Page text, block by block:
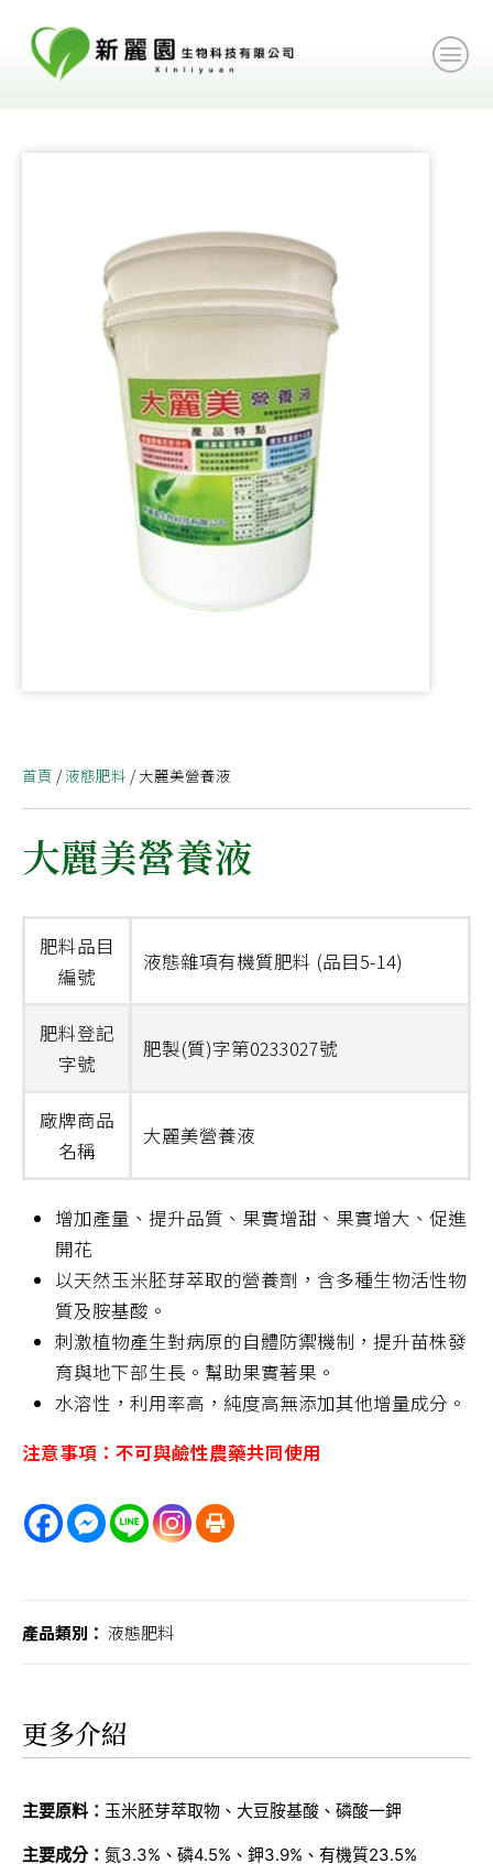
首頁 / 液態肥料 / 大麗美營養液
大麗美營養液
肥料品目
編號
液態雜項有機質肥料 (品目5-14)
肥料登記
字號
肥製(質)字第0233027號
廠牌商品
名稱
大麗美營養液
增加產量、提升品質、果實增甜、果實增大、促進
開花
以天然玉米胚芽萃取的營養劑，含多種生物活性物
質及胺基酸。
刺激植物產生對病原的自體防禦機制，提升苗株發
育與地下部生長。幫助果實著果。
水溶性，利用率高，純度高無添加其他增量成分。
注意事項：不可與鹼性農藥共同使用
產品類別： 液態肥料
更多介紹
主要原料： 玉米胚芽萃取物、大豆胺基酸、磷酸一鉀
主要成分： 氮3.3%、磷4.5%、鉀3.9%、有機質23.5%